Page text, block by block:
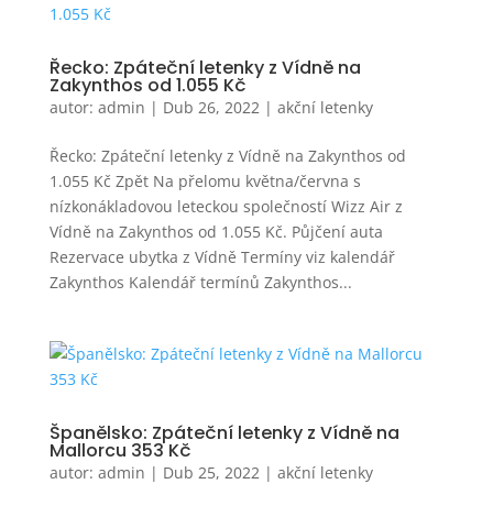
Řecko: Zpáteční letenky z Vídně na
Zakynthos od 1.055 Kč
autor: admin | Dub 26, 2022| akční letenky
Řecko: Zpáteční letenky z Vídně na Zakynthos od
1.055 Kč Zpět Na přelomu května/června s
nízkonákladovou leteckou společností Wizz Air z
Vídně na Zakynthos od 1.055 Kč. Půjčení auta
Rezervace ubytka z Vídně Termíny viz kalendář
Zakynthos Kalendář termínů Zakynthos...
Španělsko: Zpáteční letenky z Vídně na
Mallorcu 353 Kč
autor: admin | Dub 25, 2022| akční letenky